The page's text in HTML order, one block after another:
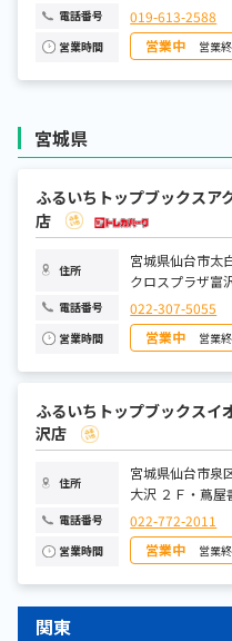
電話番号 019-613-2588
営業時間 営業中
日曜日
土曜日
宮城県
ふるいちトップブックスア
店
住所
宮城県仙台市太
クロスプラザ富
電話番号 022-307-5055
営業時間 営業中
日曜日
月曜日
水曜日
土曜日
ふるいちトップブックスイ
沢店
住所
宮城県仙台市泉
大沢 ２Ｆ・蔦
電話番号 022-772-2011
営業時間 営業中
日曜日
火曜日
関東